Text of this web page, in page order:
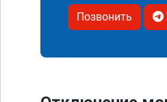
Позвонить